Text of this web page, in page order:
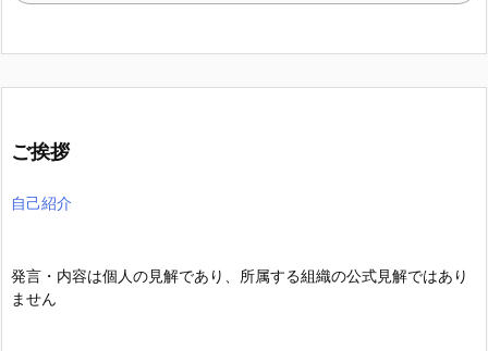
ご挨拶
自己紹介
発言・内容は個人の見解であり、所属する組織の公式見解ではあり
ません